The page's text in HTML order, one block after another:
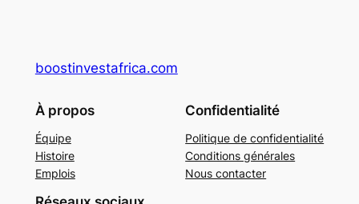
boostinvestafrica.com
À propos
Équipe
Histoire
Emplois
Confidentialité
Politique de confidentialité
Conditions générales
Nous contacter